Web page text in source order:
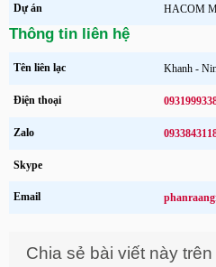
Dự án HACOM
Thông tin liên hệ
Tên liên lạc Khanh -
Điện thoại
Zalo
Skype
Email
Chia sẻ bài viết này